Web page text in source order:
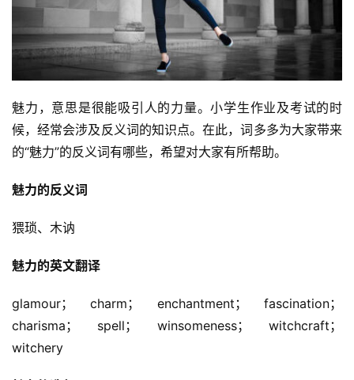
魅力，意思是很能吸引人的力量。小学生作业及考试的时
候，经常会涉及反义词的知识点。在此，词多多为大家带来
的“魅力”的反义词有哪些，希望对大家有所帮助。
魅力的反义词
猥琐、木讷
魅力的英文翻译
glamour； charm； enchantment； fascination；
charisma； spell； winsomeness； witchcraft；
witchery